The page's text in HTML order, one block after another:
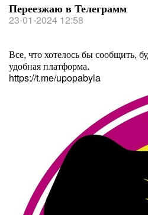
Переезжаю в Телеграмм
23-01-2024 12:58
Все, что хотелось бы сообщить,
удобная платформа.
https://t.me/upopabyla